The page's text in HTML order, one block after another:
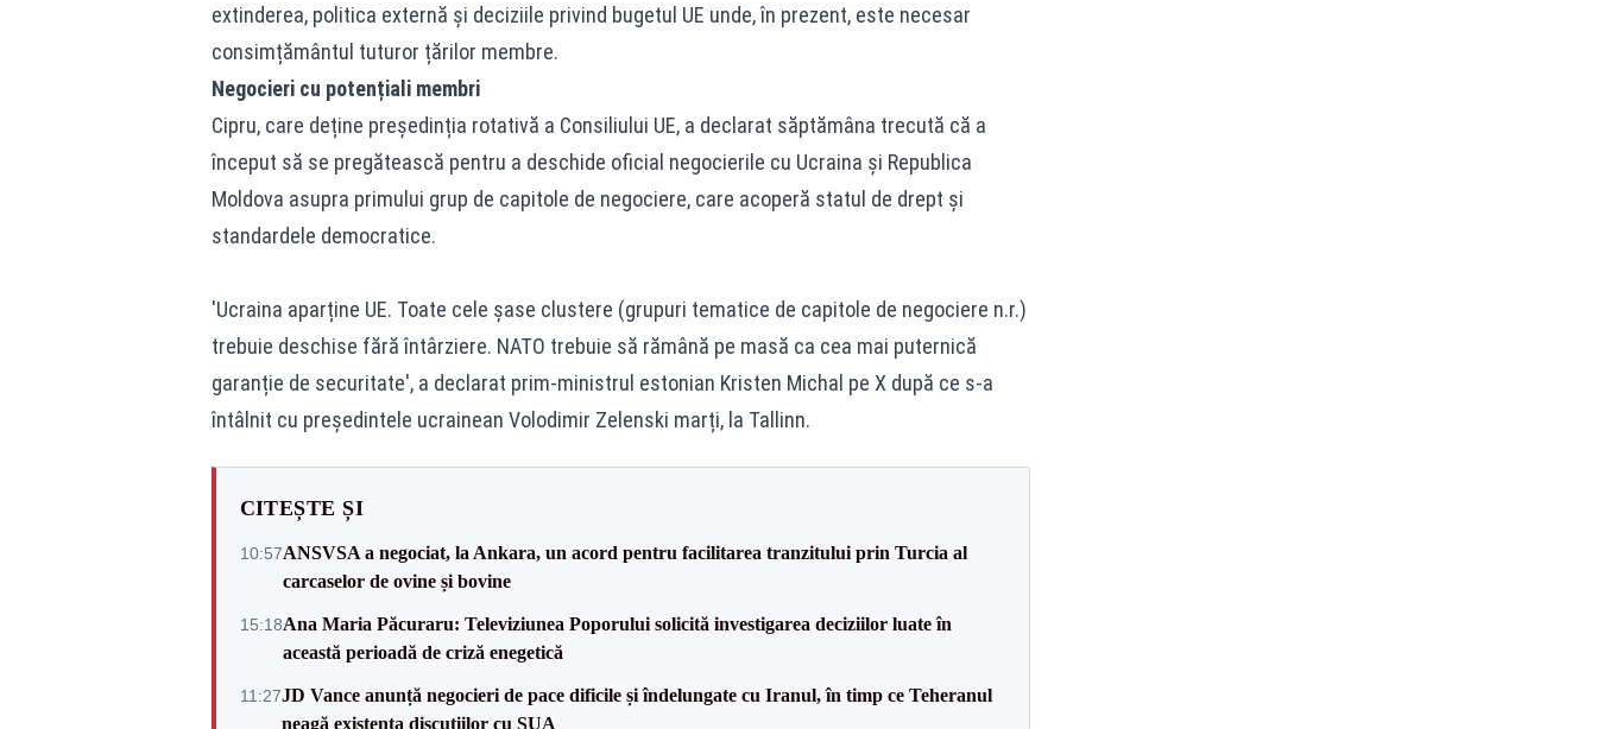
extinderea, politica externă și deciziile privind bugetul UE unde, în prezent, este necesar
consimțământul tuturor țărilor membre.
Negocieri cu potențiali membri
Cipru, care deține președinția rotativă a Consiliului UE, a declarat săptămâna trecută că a
început să se pregătească pentru a deschide oficial negocierile cu Ucraina și Republica
Moldova asupra primului grup de capitole de negociere, care acoperă statul de drept și
standardele democratice.
'Ucraina aparține UE. Toate cele șase clustere (grupuri tematice de capitole de negociere n.r.)
trebuie deschise fără întârziere. NATO trebuie să rămână pe masă ca cea mai puternică
garanție de securitate', a declarat prim-ministrul estonian Kristen Michal pe X după ce s-a
întâlnit cu președintele ucrainean Volodimir Zelenski marți, la Tallinn.
CITEȘTE ȘI
10:57ANSVSA a negociat, la Ankara, un acord pentru facilitarea tranzitului prin Turcia al
carcaselor de ovine și bovine
15:18Ana Maria Păcuraru: Televiziunea Poporului solicită investigarea deciziilor luate în
această perioadă de criză enegetică
11:27JD Vance anunță negocieri de pace dificile și îndelungate cu Iranul, în timp ce Teheranul
neagă existența discuțiilor cu SUA